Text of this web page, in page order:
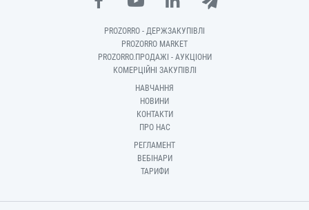
PROZORRO - ДЕРЖЗАКУПІВЛІ
PROZORRO MARKET
PROZORRO.ПРОДАЖІ - АУКЦІОНИ
КОМЕРЦІЙНІ ЗАКУПІВЛІ
НАВЧАННЯ
НОВИНИ
КОНТАКТИ
ПРО НАС
РЕГЛАМЕНТ
ВЕБІНАРИ
ТАРИФИ